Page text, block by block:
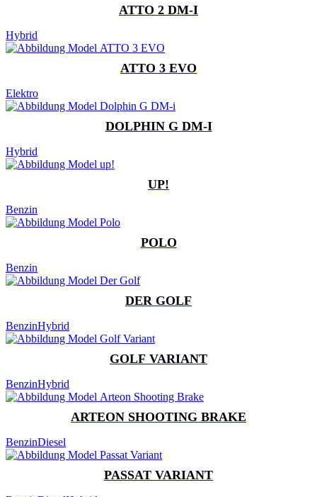
ATTO 2 DM-I
Hybrid
ATTO 3 EVO
Elektro
DOLPHIN G DM-I
Hybrid
UP!
Benzin
POLO
Benzin
DER GOLF
BenzinHybrid
GOLF VARIANT
BenzinHybrid
ARTEON SHOOTING BRAKE
BenzinDiesel
PASSAT VARIANT